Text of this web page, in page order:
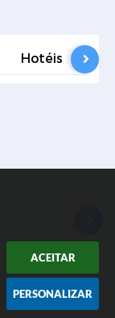
ACEITAR
PERSONALIZAR
Hotéis